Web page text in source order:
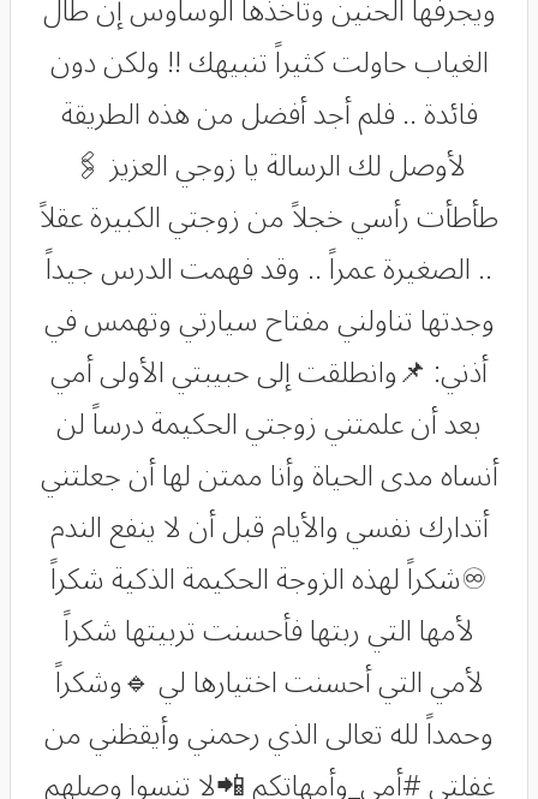
الغياب حاولت كثيراً تنبيهك !! ولكن دون
فائدة .. فلم أجد أفضل من هذه الطريقة
لأوصل لك الرسالة يا زوجي العزيز 🖇
طأطأت رأسي خجلاً من زوجتي الكبيرة عقلاً
.. الصغيرة عمراً .. وقد فهمت الدرس جيداً
وجدتها تناولني مفتاح سيارتي وتهمس في
أذني: 📌وانطلقت إلى حبيبتي الأولى أمي
بعد أن علمتني زوجتي الحكيمة درساً لن
أنساه مدى الحياة وأنا ممتن لها أن جعلتني
أتدارك نفسي والأيام قبل أن لا ينفع الندم
♾شكراً لهذه الزوجة الحكيمة الذكية شكراً
لأمها التي ربتها فأحسنت تربيتها شكراً
لأمي التي أحسنت اختيارها لي 🔹وشكراً
وحمداً لله تعالى الذي رحمني وأيقظني من